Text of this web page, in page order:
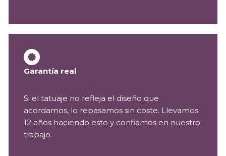
Garantía real
Si el tatuaje no refleja el diseño que
acordamos, lo repasamos sin coste. Llevamos
12 años haciendo esto y confiamos en nuestro
trabajo.